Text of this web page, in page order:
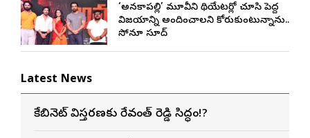
‘అనకాపల్లి’ మూవీని థియేటర్లో చూసి పెద్ద
విజయాన్ని అందించాలని కోరుకుంటున్నాను..
సోనూ సూద్
Latest News
కేబినెట్ విస్తరణకు రేవంత్ రెడ్డి సిద్ధం!?